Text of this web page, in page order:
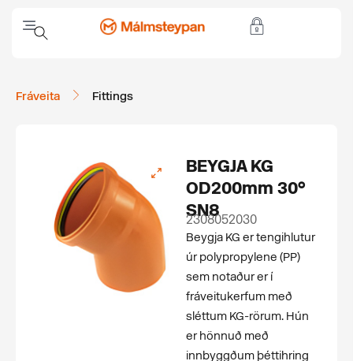
Fráveita Fittings
BEYGJA KG
OD200mm 30°
SN8
2308052030
Beygja KG er tengihlutur
úr polypropylene (PP)
sem notaður er í
fráveitukerfum með
sléttum KG-rörum. Hún
er hönnuð með
innbyggðum þéttihring